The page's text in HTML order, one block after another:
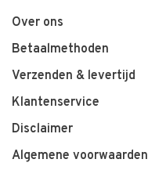
Over ons
Betaalmethoden
Verzenden & levertijd
Klantenservice
Disclaimer
Algemene voorwaarden